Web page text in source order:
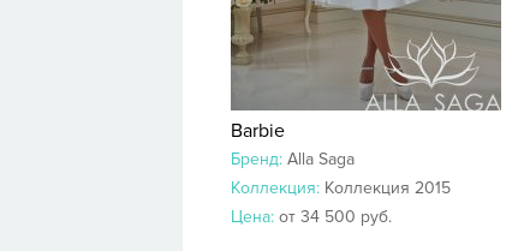
Barbie
Бренд: Alla Saga
Коллекция: Коллекция 2015
Цена: от 34 500 руб.